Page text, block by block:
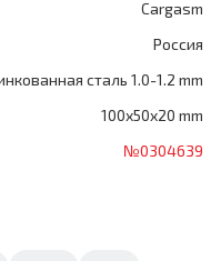
Cargasm
Россия
сталь 1.0-1.2 mm
100x50x20 mm
№0304639